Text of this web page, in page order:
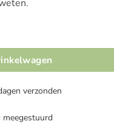
aantal
verzonden